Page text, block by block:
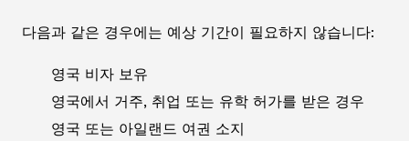
다음과 같은 경우에는 예상 기간이 필요하지 않습니다:
영국 비자 보유
영국에서 거주, 취업 또는 유학 허가를 받은 경우
영국 또는 아일랜드 여권 소지